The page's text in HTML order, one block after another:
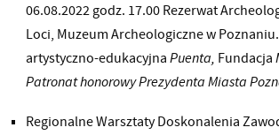
06.08.2022 godz. 17.00 Rezerwat
Loci, Muzeum Archeologiczne w
artystyczno-edukacyjnaPuenta, Fundacja
Patronat honorowy Prezydenta Miasta
Regionalne Warsztaty Doskonalenia